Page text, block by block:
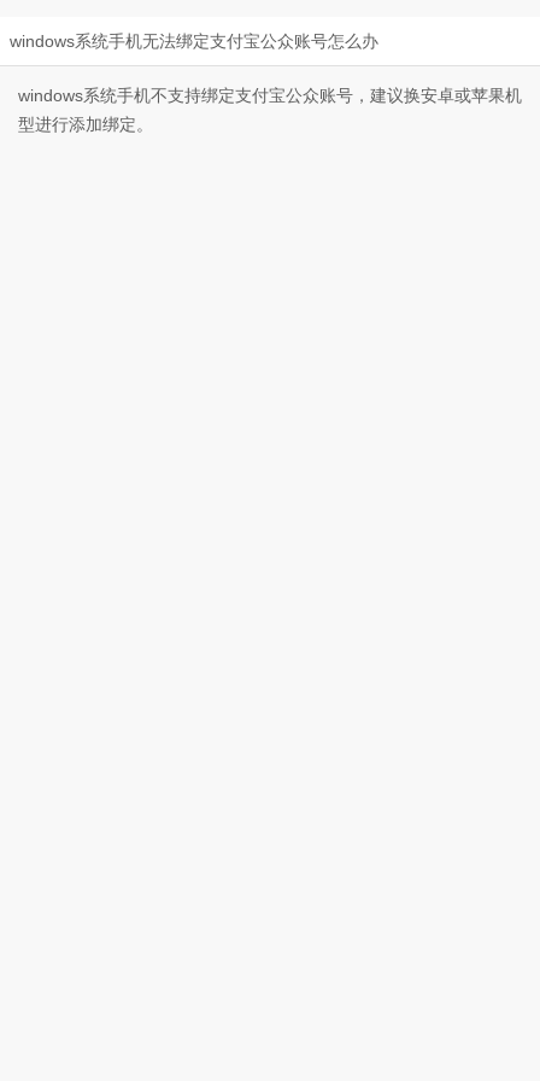
windows系统手机无法绑定支付宝公众账号怎么办
windows系统手机不支持绑定支付宝公众账号，建议换安卓或苹果机
型进行添加绑定。